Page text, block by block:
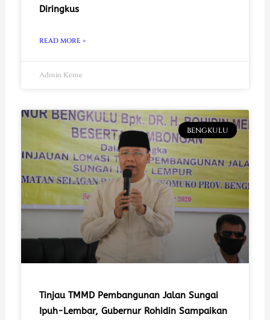
Diringkus
READ MORE »
Admin Keme
BENGKULU
Tinjau TMMD Pembangunan Jalan Sungai
Ipuh-Lembar, Gubernur Rohidin Sampaikan